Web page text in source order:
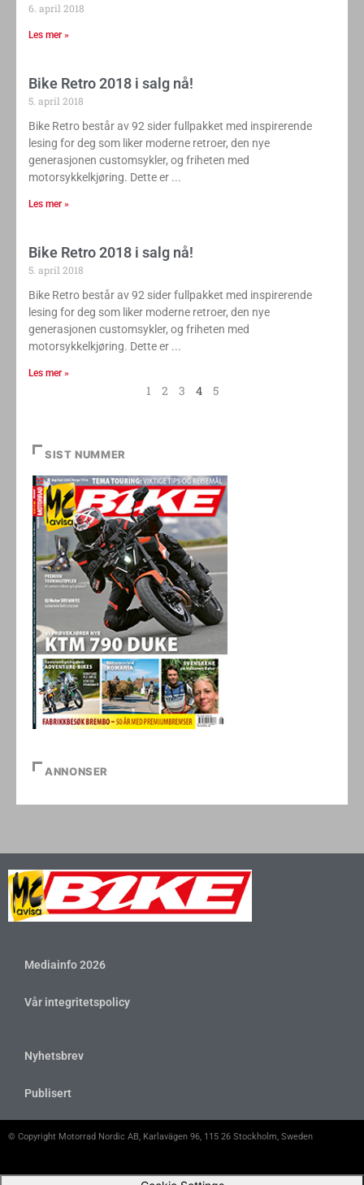
6. april 2018
Les mer »
Bike Retro 2018 i salg nå!
5. april 2018
Bike Retro består av 92 sider fullpakket med inspirerende
lesing for deg som liker moderne retroer, den nye
generasjonen customsykler, og friheten med
motorsykkelkjøring. Dette er
Les mer »
Bike Retro 2018 i salg nå!
5. april 2018
Bike Retro består av 92 sider fullpakket med inspirerende
lesing for deg som liker moderne retroer, den nye
generasjonen customsykler, og friheten med
motorsykkelkjøring. Dette er
Les mer »
1 2 3 4 5
SIST NUMMER
ANNONSER
Mediainfo 2026
Vår integritetspolicy
Nyhetsbrev
Publisert
© Copyright Motorrad Nordic AB, Karlavägen 96, 115 26 Stockholm, Sweden